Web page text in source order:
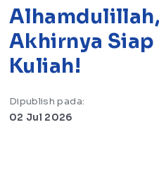
Akhirnya Siap
Kuliah!
Dipublish pada:
02 Jul 2026